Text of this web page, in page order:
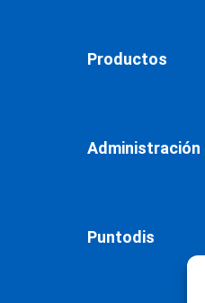
Productos
Administración
Puntodis